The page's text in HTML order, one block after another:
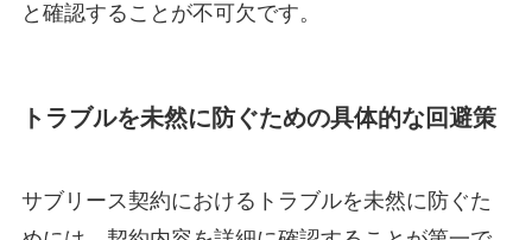
と確認することが不可欠です。
トラブルを未然に防ぐための具体的な回避策
サブリース契約におけるトラブルを未然に防ぐた